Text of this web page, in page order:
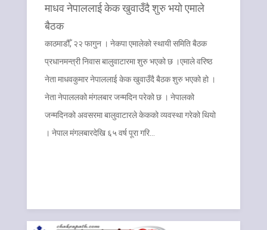
माधव नेपाललाई केक खुवाउँदै शुरु भयो एमाले
बैठक
काठमाडौँ, २२ फागुन । नेकपा एमालेको स्थायी समिति बैठक
प्रधानमन्त्री निवास बालुवाटारमा शुरु भएको छ ।एमाले वरिष्ठ
नेता माधवकुमार नेपाललाई केक खुवाउँदै बैठक शुरु भएको हो ।
नेता नेपाललको मंगलबार जन्मदिन परेको छ । नेपालको
जन्मदिनको अवसरमा बालुवाटारले केकको व्यवस्था गरेको थियो
। नेपाल मंगलबारदेखि ६५ वर्ष पूरा गरि…